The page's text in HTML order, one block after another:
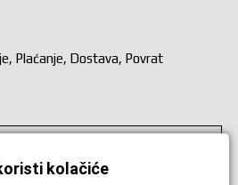
Plaćanje, Dostava, Povrat
kolačiće